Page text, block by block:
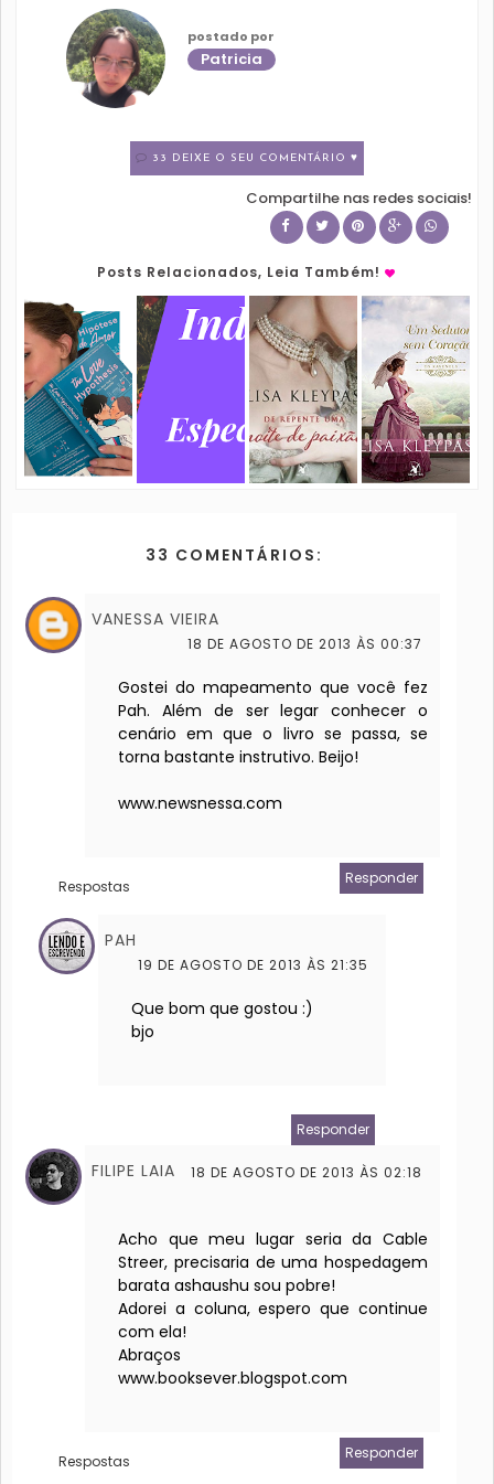
postado por
Patricia
33 DEIXE O SEU COMENTÁRIO ♥
Compartilhe nas redes sociais!
Posts Relacionados, Leia Também!
33 COMENTÁRIOS:
VANESSA VIEIRA
18 DE AGOSTO DE 2013 ÀS 00:37
Gostei do mapeamento que você fez
Pah. Além de ser legar conhecer o
cenário em que o livro se passa, se
torna bastante instrutivo. Beijo!
www.newsnessa.com
Responder
Respostas
PAH
19 DE AGOSTO DE 2013 ÀS 21:35
Que bom que gostou :)
bjo
Responder
FILIPE LAIA 18 DE AGOSTO DE 2013 ÀS 02:18
Acho que meu lugar seria da Cable
Streer, precisaria de uma hospedagem
barata ashaushu sou pobre!
Adorei a coluna, espero que continue
com ela!
Abraços
www.booksever.blogspot.com
Responder
Respostas